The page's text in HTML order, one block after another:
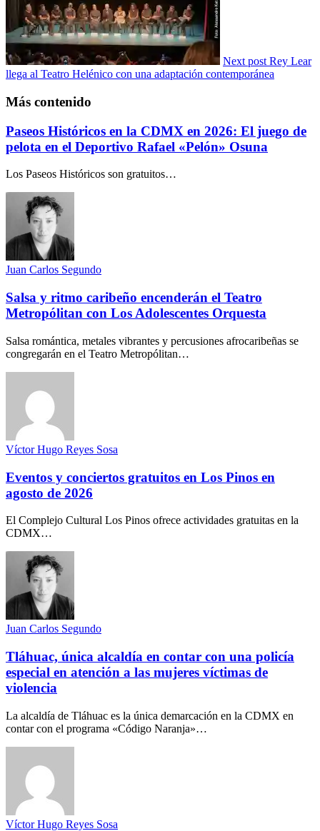
Next post Rey Lear
llega al Teatro Helénico con una adaptación contemporánea
Más contenido
Paseos Históricos en la CDMX en 2026: El juego de
pelota en el Deportivo Rafael «Pelón» Osuna
Los Paseos Históricos son gratuitos…
Juan Carlos Segundo
Salsa y ritmo caribeño encenderán el Teatro
Metropólitan con Los Adolescentes Orquesta
Salsa romántica, metales vibrantes y percusiones afrocaribeñas se
congregarán en el Teatro Metropólitan…
Víctor Hugo Reyes Sosa
Eventos y conciertos gratuitos en Los Pinos en
agosto de 2026
El Complejo Cultural Los Pinos ofrece actividades gratuitas en la
CDMX…
Juan Carlos Segundo
Tláhuac, única alcaldía en contar con una policía
especial en atención a las mujeres víctimas de
violencia
La alcaldía de Tláhuac es la única demarcación en la CDMX en
contar con el programa «Código Naranja»…
Víctor Hugo Reyes Sosa